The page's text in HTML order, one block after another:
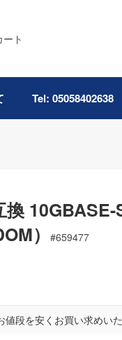
ート
Tel: 05058402638
）
#659477
段を安くお買い求めいた